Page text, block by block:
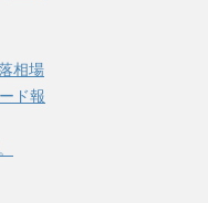
相場
ド報